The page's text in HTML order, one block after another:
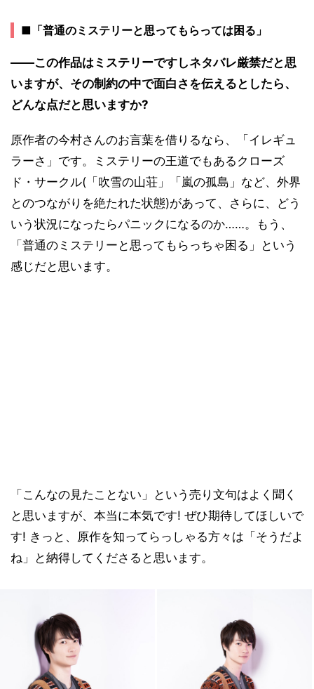
■「普通のミステリーと思ってもらっては困る」
――この作品はミステリーですしネタバレ厳禁だと思
いますが、その制約の中で面白さを伝えるとしたら、
どんな点だと思いますか?
原作者の今村さんのお言葉を借りるなら、「イレギュ
ラーさ」です。ミステリーの王道でもあるクローズ
ド・サークル(「吹雪の山荘」「嵐の孤島」など、外界
とのつながりを絶たれた状態)があって、さらに、どう
いう状況になったらパニックになるのか……。もう、
「普通のミステリーと思ってもらっちゃ困る」という
感じだと思います。
「こんなの見たことない」という売り文句はよく聞く
と思いますが、本当に本気です! ぜひ期待してほしいで
す! きっと、原作を知ってらっしゃる方々は「そうだよ
ね」と納得してくださると思います。